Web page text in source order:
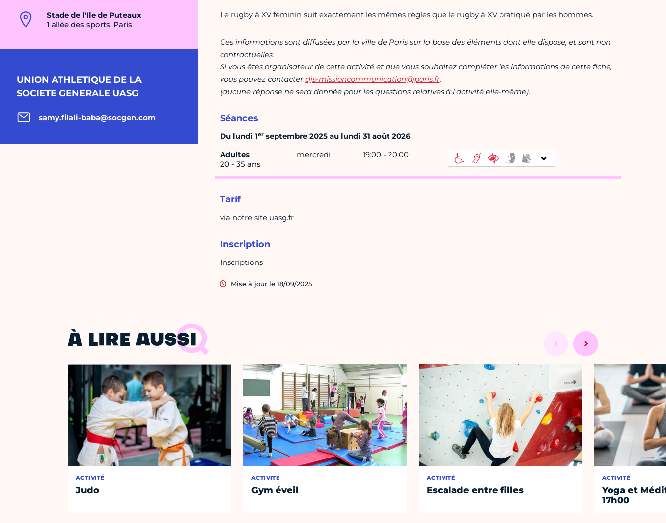
Stade de l'Ile de Puteaux
1 allée des sports, Paris
UNION ATHLETIQUE DE LA
SOCIETE GENERALE UASG
samy.filali-baba@socgen.com
Le rugby à XV féminin suit exactement les mêmes règles que le rugby à XV pratiqué par les hommes.
Ces informations sont diffusées par la ville de Paris sur la base des éléments dont elle dispose, et sont non
contractuelles.
Si vous êtes organisateur de cette activité et que vous souhaitez compléter les informations de cette fiche,
vous pouvez contacterdjs-missioncommunication@paris.fr.
(aucune réponse ne sera donnée pour les questions relatives à l'activité elle-même).
Séances
Du lundi 1erseptembre 2025 au lundi 31 août 2026
Adultes
20 - 35 ans
mercredi 19:00 - 20:00
Tarif
via notre site uasg.fr
Inscription
Inscriptions
Mise à jour le 18/09/2025
À LIRE AUSSI
ACTIVITÉ
Judo
ACTIVITÉ
Gym éveil
ACTIVITÉ
Escalade entre filles
ACTIVITÉ
Yoga et
17h00